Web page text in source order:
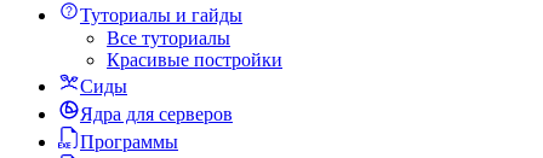
Туториалы и гайды
Все туториалы
Красивые постройки
Сиды
Ядра для серверов
Программы